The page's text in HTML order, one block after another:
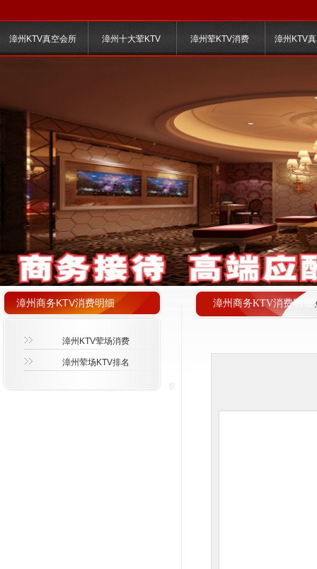
漳州KTV真空会所 漳州十大荤KTV 漳州荤KTV消费 漳州KTV
漳州商务KTV消费明细
漳州商务KTV消费明细
漳州KTV荤场消费
漳州荤场KTV排名